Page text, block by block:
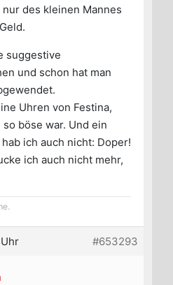
des kleinen Mannes
suggestive
und schon hat man
Uhren von Festina,
böse war. Und ein
ich auch nicht: Doper!
ich auch nicht mehr,
#653293